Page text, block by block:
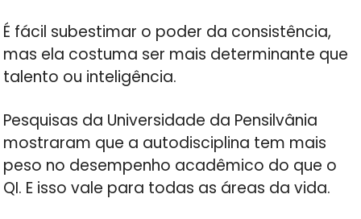
É fácil subestimar o poder da consistência,
mas ela costuma ser mais determinante que
talento ou inteligência.
Pesquisas da Universidade da Pensilvânia
mostraram que a autodisciplina tem mais
peso no desempenho acadêmico do que o
QI. E isso vale para todas as áreas da vida.